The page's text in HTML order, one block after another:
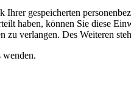
gespeicherten
haben, können Sie diese
verlangen. Des Weiteren
wenden.